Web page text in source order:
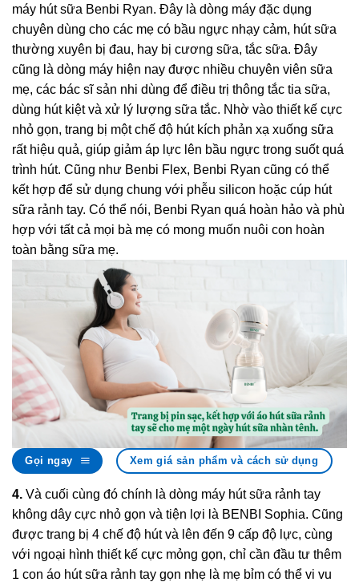
máy hút sữa Benbi Ryan. Đây là dòng máy đặc dụng
chuyên dùng cho các mẹ có bầu ngực nhạy cảm, hút sữa
thường xuyên bị đau, hay bị cương sữa, tắc sữa. Đây
cũng là dòng máy hiện nay được nhiều chuyên viên sữa
mẹ, các bác sĩ sản nhi dùng để điều trị thông tắc tia sữa,
dùng hút kiệt và xử lý lượng sữa tắc. Nhờ vào thiết kế cực
nhỏ gọn, trang bị một chế độ hút kích phản xạ xuống sữa
rất hiệu quả, giúp giảm áp lực lên bầu ngực trong suốt quá
trình hút. Cũng như Benbi Flex, Benbi Ryan cũng có thể
kết hợp để sử dụng chung với phễu silicon hoặc cúp hút
sữa rảnh tay. Có thể nói, Benbi Ryan quá hoàn hảo và phù
hợp với tất cả mọi bà mẹ có mong muốn nuôi con hoàn
toàn bằng sữa mẹ.
Gọi ngay Xem giá sản phẩm và cách sử dụng
4. Và cuối cùng đó chính là dòng máy hút sữa rảnh tay
không dây cực nhỏ gọn và tiện lợi là BENBI Sophia. Cũng
được trang bị 4 chế độ hút và lên đến 9 cấp độ lực, cùng
với ngoại hình thiết kế cực mỏng gọn, chỉ cần đầu tư thêm
1 con áo hút sữa rảnh tay gọn nhẹ là mẹ bỉm có thể vi vu